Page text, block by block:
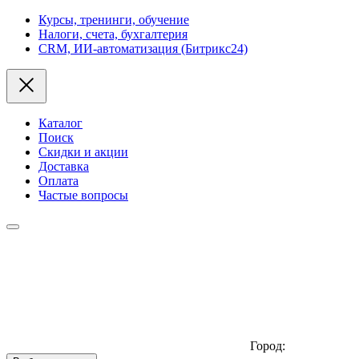
Курсы, тренинги, обучение
Налоги, счета, бухгалтерия
CRM, ИИ-автоматизация (Битрикс24)
Каталог
Поиск
Скидки и акции
Доставка
Оплата
Частые вопросы
Город: